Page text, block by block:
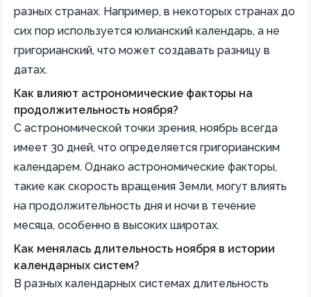
разных странах. Например, в некоторых странах до
сих пор используется юлианский календарь, а не
григорианский, что может создавать разницу в
датах.
Как влияют астрономические факторы на
продолжительность ноября?
С астрономической точки зрения, ноябрь всегда
имеет 30 дней, что определяется григорианским
календарем. Однако астрономические факторы,
такие как скорость вращения Земли, могут влиять
на продолжительность дня и ночи в течение
месяца, особенно в высоких широтах.
Как менялась длительность ноября в истории
календарных систем?
В разных календарных системах длительность